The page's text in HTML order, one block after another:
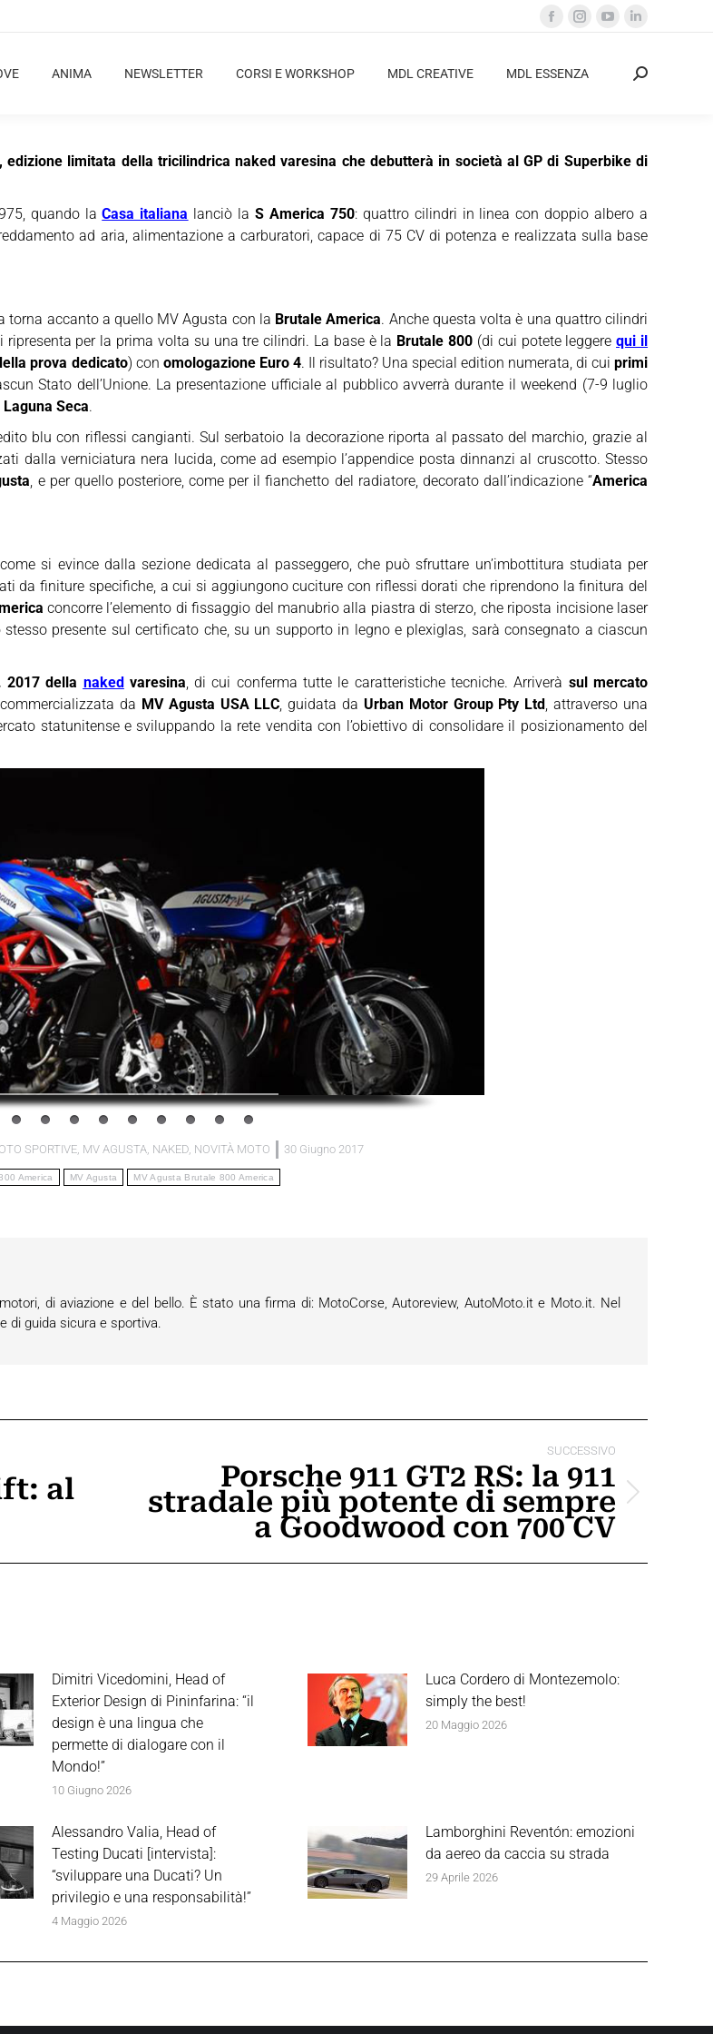
Facebook
opens
Instagram
opens
YouTube
opens
Linkedin
opens
ANIMA NEWSLETTER CORSI E WORKSHOP MDL CREATIVE MDL ESSENZA Cerca:
limitata della tricilindrica naked varesina che debutterà in società al GP di Superbike di
quando laCasa italiana lanciò laS America 750: quattro cilindri in linea con doppio albero a
ad aria, alimentazione a carburatori, capace di 75 CV di potenza e realizzata sulla base
torna accanto a quello MV Agusta con la Brutale America. Anche questa volta è una quattro cilindri
per la prima volta su una tre cilindri. La base è la Brutale 800 (di cui potete leggerequi il
prova dedicato) con omologazione Euro 4. Il risultato? Una special edition numerata, di cuiprimi
Stato dell’Unione. La presentazione ufficiale al pubblico avverrà durante il weekend (7-9 luglio
Seca.
blu con riflessi cangianti. Sul serbatoio la decorazione riporta al passato del marchio, grazie al
dalla verniciatura nera lucida, come ad esempio l’appendice posta dinnanzi al cruscotto. Stesso
, e per quello posteriore, come per il fianchetto del radiatore, decorato dall’indicazione “America
si evince dalla sezione dedicata al passeggero, che può sfruttare un’imbottitura studiata per
da finiture specifiche, a cui si aggiungono cuciture con riflessi dorati che riprendono la finitura del
concorre l’elemento di fissaggio del manubrio alla piastra di sterzo, che riposta incisione laser
stesso presente sul certificato che, su un supporto in legno e plexiglas, sarà consegnato a ciascun
2017 della nakedvaresina, di cui conferma tutte le caratteristiche tecniche. Arriverà sul mercato
da MV Agusta USA LLC, guidata da Urban Motor Group Pty Ltd, attraverso una
statunitense e sviluppando la rete vendita con l’obiettivo di consolidare il posizionamento del
SPORTIVE, MV AGUSTA, NAKED, NOVITÀ MOTO 30 Giugno 2017
America MV Agusta MV Agusta Brutale 800 America
di aviazione e del bello. È stato una firma di: MotoCorse, Autoreview, AutoMoto.it e Moto.it. Nel
di guida sicura e sportiva.
al
SUCCESSIVO
Prossimo
Porsche 911 GT2 RS: la 911
stradale più potente di sempre
a Goodwood con 700 CV
Dimitri Vicedomini, Head of
Exterior Design di Pininfarina: “il
design è una lingua che
permette di dialogare con il
Mondo!”
10 Giugno 2026
Luca Cordero di Montezemolo:
simply the best!
20 Maggio 2026
Alessandro Valia, Head of
Testing Ducati [intervista]:
“sviluppare una Ducati? Un
privilegio e una responsabilità!”
4 Maggio 2026
Lamborghini Reventón: emozioni
da aereo da caccia su strada
29 Aprile 2026